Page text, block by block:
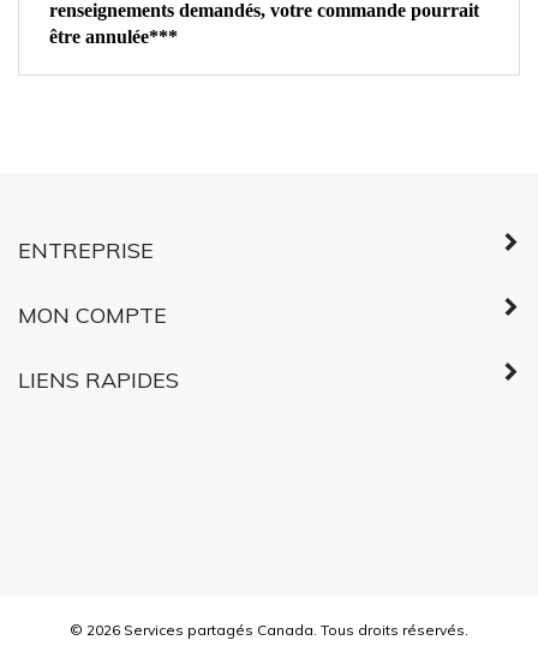
renseignements demandés, votre commande pourrait
être annulée***
ENTREPRISE
MON COMPTE
LIENS RAPIDES
© 2026 Services partagés Canada. Tous droits réservés.